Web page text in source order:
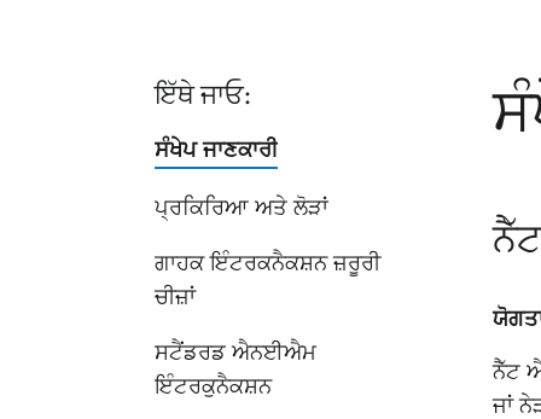
ਇੱਥੇ ਜਾਓ:
ਸੰਖੇਪ ਜਾਣਕਾਰੀ
ਪ੍ਰਕਿਰਿਆ ਅਤੇ ਲੋੜਾਂ
ਗਾਹਕ ਇੰਟਰਕਨੈਕਸ਼ਨ ਜ਼ਰੂਰੀ
ਚੀਜ਼ਾਂ
ਸਟੈਂਡਰਡ ਐਨਈਐਮ
ਇੰਟਰਕੁਨੈਕਸ਼ਨ
ਨੈੱਟ
ਜਾਂ